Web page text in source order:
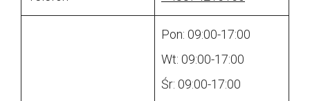
Pon: 09:00-17:00
Wt: 09:00-17:00
Śr: 09:00-17:00